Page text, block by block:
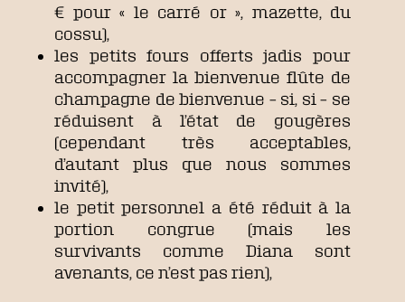
€ pour « le carré or », mazette, du
cossu),
les petits fours offerts jadis pour
accompagner la bienvenue flûte de
champagne de bienvenue – si, si – se
réduisent à l’état de gougères
(cependant très acceptables,
d’autant plus que nous sommes
invité),
le petit personnel a été réduit à la
portion congrue (mais les
survivants comme Diana sont
avenants, ce n’est pas rien),